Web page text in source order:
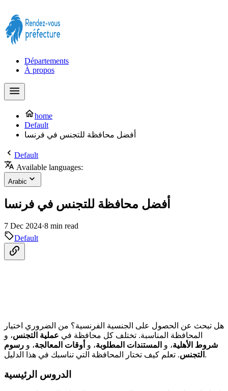
Départements
À propos
home
Default
أفضل محافظة للتجنس في فرنسا
Default
Available languages:
Arabic
أفضل محافظة للتجنس في فرنسا
7 Dec 2024·8 min read
Default
هل تبحث عن الحصول على الجنسية الفرنسية؟ من الضروري اختيار
المحافظة المناسبة. تختلف كل محافظة في عملية التجنس، و
شروط الأهلية، و المستندات المطلوبة، و أوقات المعالجة، و رسوم
التجنس . تعلم كيف تختار المحافظة التي تناسبك في هذا الدليل.
الدروس الرئيسية